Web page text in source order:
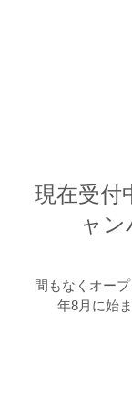
現在受付
ャ
間もなくオー
年8月に始